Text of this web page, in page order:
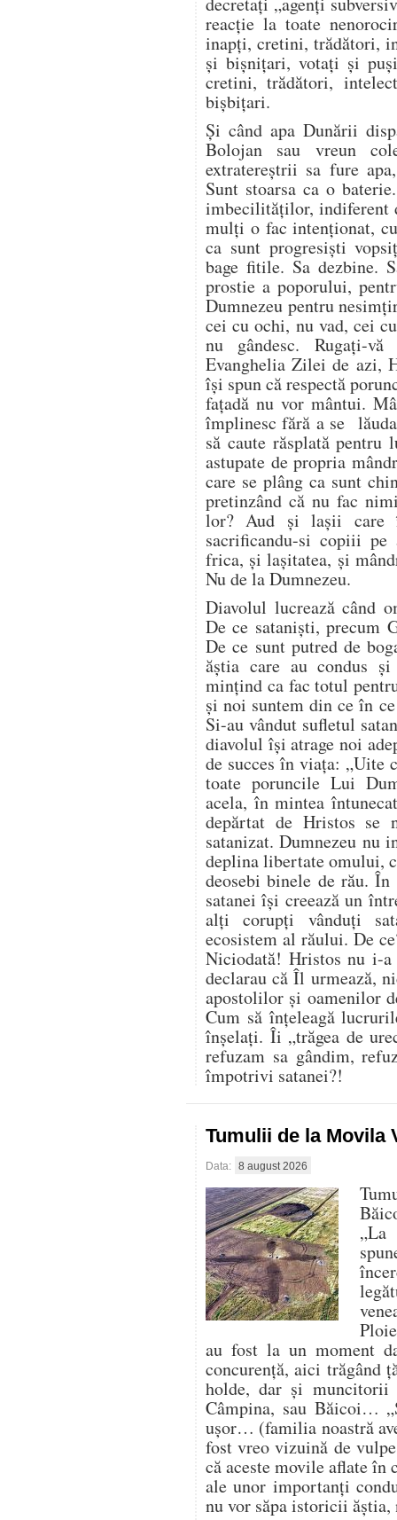
reacție la toate
inapți, cretini, trădători,
și bișnițari, votați și
cretini, trădători,
bișbițari.
Și când apa Dunării
Bolojan sau vreun
extratereștrii sa fure
Sunt stoarsa ca o
imbecilităților, indiferent
mulți o fac intenționat,
ca sunt progresiști
bage fitile. Sa dezbine.
prostie a poporului,
Dumnezeu pentru
cei cu ochi, nu vad, cei
nu gândesc. Rugați-
Evanghelia Zilei de azi,
își spun că respectă
fațadă nu vor mântui.
împlinesc fără a se
să caute răsplată
astupate de propria
care se plâng ca sunt
pretinzând că nu fac
lor? Aud și lașii care
sacrificandu-si copiii
frica, și lașitatea, și
Nu de la Dumnezeu.
Diavolul lucrează când
De ce sataniști, precum
De ce sunt putred de
ăștia care au condus
mințind ca fac totul
și noi suntem din ce în
Si-au vândut sufletul
diavolul își atrage noi
de succes în viața: „Uite
toate poruncile Lui
acela, în mintea
depărtat de Hristos se
satanizat. Dumnezeu nu
deplina libertate omului,
deosebi binele de rău.
satanei își creează un
alți corupți vânduți
ecosistem al răului. De
Niciodată! Hristos nu i-
declarau că Îl urmează,
apostolilor și oamenilor
Cum să înțeleagă
înșelați. Îi „trăgea de
refuzam sa gândim,
împotrivi satanei?!
Tumulii de la
Data: 8 august 2026
au fost la un moment
concurență, aici trăgând
holde, dar și muncitorii
Câmpina, sau Băicoi…
ușor… (familia noastră
fost vreo vizuină de
că aceste movile aflate
ale unor importanți
nu vor săpa istoricii